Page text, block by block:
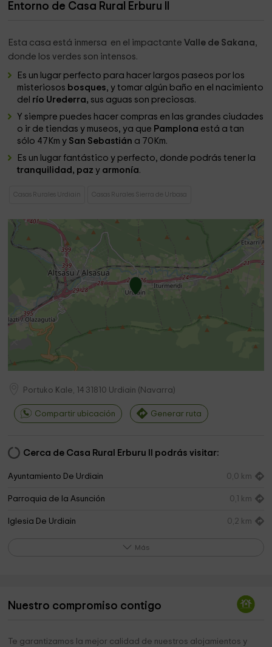
Entorno de Casa Rural Erburu Il
Esta casa está inmersa en el impactante Valle de Sakana,
donde los verdes son intensos.
Es un lugar perfecto para hacer largos paseos por los
misteriosos bosques, y tomar algún baño en el nacimiento
del río Urederra, sus aguas son preciosas.
Y siempre puedes hacer compras en las grandes ciudades
o ir de tiendas y museos, ya que Pamplona está a tan
sólo 47Km y San Sebastián a 70Km.
Es un lugar fantástico y perfecto, donde podrás tener la
tranquilidad, paz y armonía.
Casas Rurales Urdiain Casas Rurales Sierra de Urbasa
Portuko Kale, 14 31810 Urdiain ( Navarra)
Compartir ubicación Generar ruta
Cerca de Casa Rural Erburu Il podrás visitar:
Ayuntamiento De Urdiain 0,0 km
Parroquia de la Asunción 0,1 km
Iglesia De Urdiain 0,2 km
Ermita de Nuestra Señora del Pilar 1,5 km
Más
Nuestro compromiso contigo
Te garantizamos la mejor calidad de nuestros alojamientos y